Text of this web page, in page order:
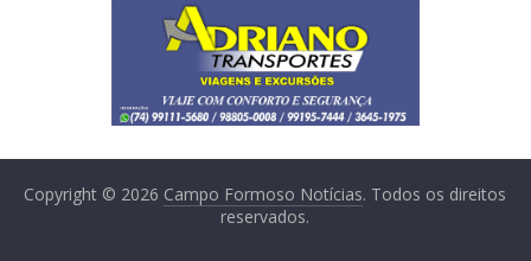
Copyright © 2026 Campo Formoso Notícias. Todos os direitos
reservados.